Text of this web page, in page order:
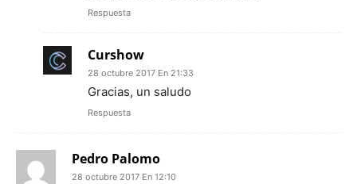
Respuesta
Curshow
28 octubre 2017 En 21:33
Gracias, un saludo
Respuesta
Pedro Palomo
28 octubre 2017 En 12:10